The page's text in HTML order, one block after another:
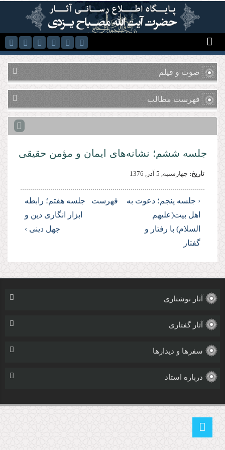
رفتن به محتوای اصلی
صوت و فیلم
فهرست مطالب
جلسه ششم؛ نشانه‌هاى ایمان و مؤمن حقیقى
تاریخ: چهارشنبه, 5 آذر, 1376
‹ جلسه پنجم؛ دعوت به
اهل بیت(علیهم
السلام) با رفتار و
گفتار
فهرست
جلسه هفتم؛ رابطه
ابزار انگارى دین و
جهل دینى ›
آثار نوشتاری
آثار گفتاری
سفرها و دیدارها
درباره استاد